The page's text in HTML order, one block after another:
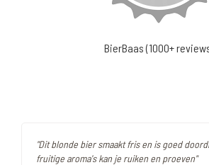
BierBaas (1000+
"Dit blonde bier smaakt fris en is goed
fruitige aroma's kan je ruiken en proeven"